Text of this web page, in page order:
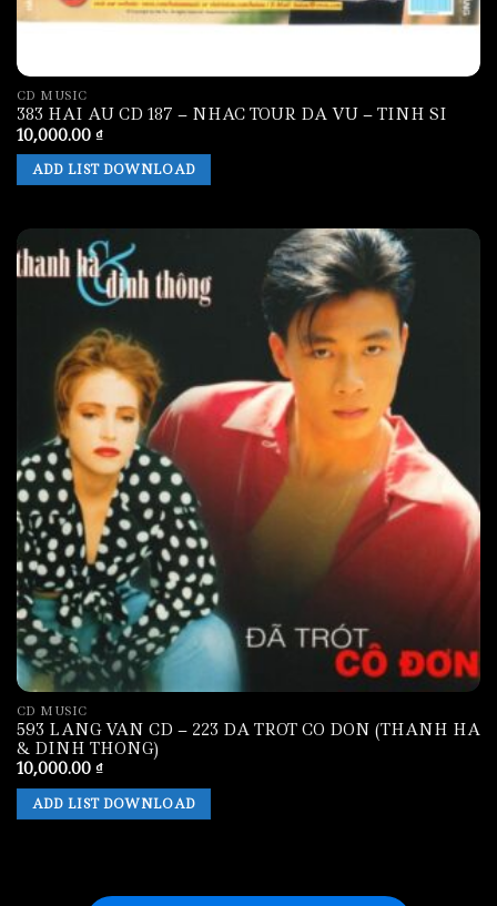
CD MUSIC
383 HAI AU CD 187 – NHAC TOUR DA VU – TINH SI
10,000.00 ₫
ADD LIST DOWNLOAD
CD MUSIC
593 LANG VAN CD – 223 DA TROT CO DON (THANH HA
& DINH THONG)
10,000.00 ₫
ADD LIST DOWNLOAD